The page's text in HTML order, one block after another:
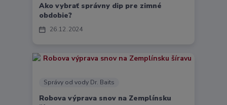
26 12 2024
Ako vybrať správny dip pre zimné
obdobie?
Správy od vody Dr. Baits
Robova výprava snov na Zemplínsku